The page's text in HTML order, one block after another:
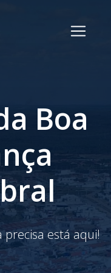
Boa
precisa está aqui!